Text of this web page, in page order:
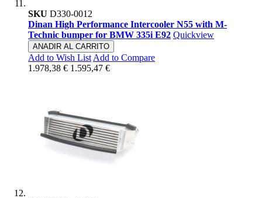
SKU D330-0012
Dinan High Performance Intercooler N55 with M-
Technic bumper for BMW 335i E92 Quickview
ANADIR AL CARRITO
Add to Wish List Add to Compare
1.978,38 € 1.595,47 €